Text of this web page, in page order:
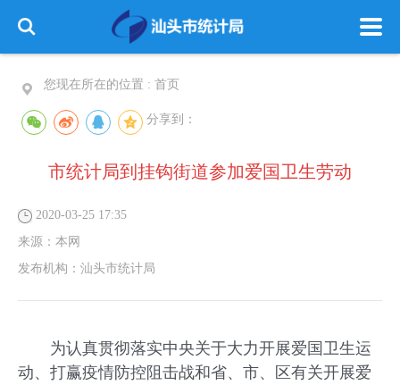
您现在所在的位置 : 首页
分享到：
市统计局到挂钩街道参加爱国卫生劳动
2020-03-25 17:35
来源： 本网
发布机构： 汕头市统计局
为认真贯彻落实中央关于大力开展爱国卫生运
动、打赢疫情防控阻击战和省、市、区有关开展爱